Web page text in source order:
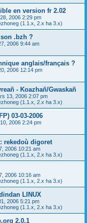
en version fr 2.02
2006 2:29 pm
(1.1.x, 2.x ha 3.x)
.bzh ?
2006 9:44 am
anglais/français ?
2006 12:14 pm
- Koazhañ/Gwaskañ
13, 2006 2:07 pm
(1.1.x, 2.x ha 3.x)
03-03-2006
2006 2:24 pm
rekedoù digoret
2006 10:21 am
(1.1.x, 2.x ha 3.x)
2006 10:16 am
(1.1.x, 2.x ha 3.x)
LINUX
2006 5:21 pm
(1.1.x, 2.x ha 3.x)
2.0.1